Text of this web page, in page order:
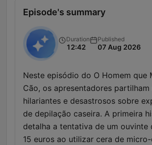
Episode's summary
Duration
12:42
Published
07 Aug 2026
Neste episódio do O Homem que
Cão, os apresentadores
hilariantes e desastrosos sobre
de depilação caseira. A primeira
detalha a tentativa de um ouvinte
15 euros ao utilizar cera de